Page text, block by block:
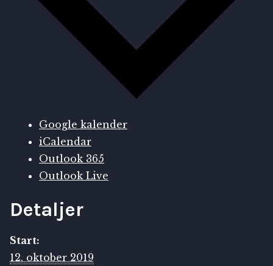
Google kalender
iCalendar
Outlook 365
Outlook Live
Detaljer
Start:
12. oktober 2019